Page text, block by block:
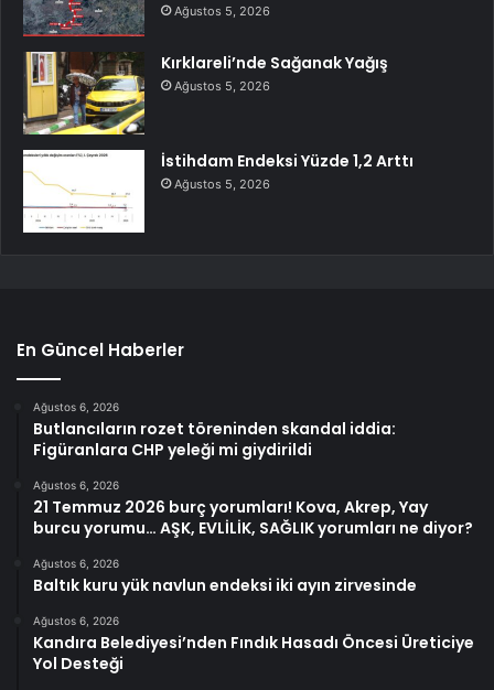
Ağustos 5, 2026
Kırklareli’nde Sağanak Yağış
Ağustos 5, 2026
İstihdam Endeksi Yüzde 1,2 Arttı
Ağustos 5, 2026
En Güncel Haberler
Ağustos 6, 2026
Butlancıların rozet töreninden skandal iddia:
Figüranlara CHP yeleği mi giydirildi
Ağustos 6, 2026
21 Temmuz 2026 burç yorumları! Kova, Akrep, Yay
burcu yorumu… AŞK, EVLİLİK, SAĞLIK yorumları ne diyor?
Ağustos 6, 2026
Baltık kuru yük navlun endeksi iki ayın zirvesinde
Ağustos 6, 2026
Kandıra Belediyesi’nden Fındık Hasadı Öncesi Üreticiye
Yol Desteği